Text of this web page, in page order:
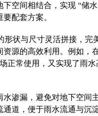
间相结合，实现 “储
配套方案。
状与尺寸灵活拼接，
源的高效利用。例如，
正常使用，又实现了雨
渗漏，避免对地下空间
道，便于雨水流通与沉